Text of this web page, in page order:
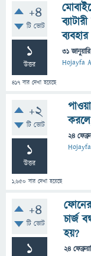
+4
টি ভোট
1
উত্তর
417 বার দেখা হয়েছে
31
Hojayfa
+2
টি ভোট
1
উত্তর
1,650 বার দেখা হয়েছে
24
+4
টি ভোট
1
চার্জ
হয়?
24